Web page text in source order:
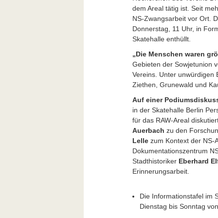
dem Areal tätig ist. Seit
NS-Zwangsarbeit vor Ort.
Donnerstag, 11 Uhr, in
Skatehalle enthüllt.
„Die Menschen waren
Gebieten der Sowjetunion
Vereins. Unter unwürdigen
Ziethen, Grunewald und
Auf einer
in der Skatehalle Berlin
für das RAW-Areal
Auerbach zu den
Lelle zum Kontext der
Dokumentationszentrum
Stadthistoriker Eberhard
Erinnerungsarbeit.
Die Informationstafel im
Dienstag bis Sonntag